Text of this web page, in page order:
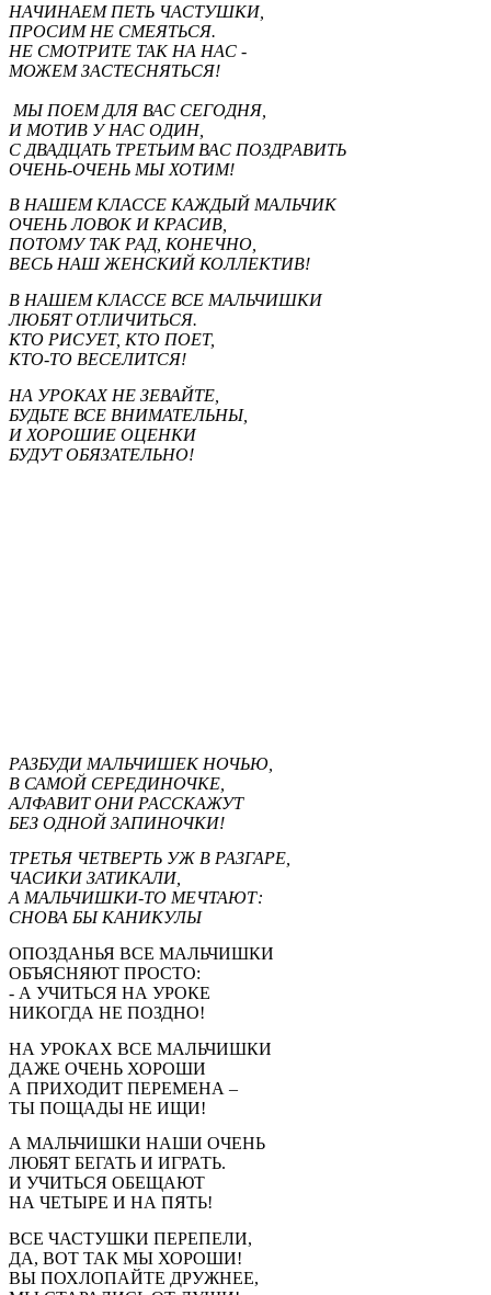
НАЧИНАЕМ ПЕТЬ ЧАСТУШКИ,
ПРОСИМ НЕ СМЕЯТЬСЯ.
НЕ СМОТРИТЕ ТАК НА НАС -
МОЖЕМ ЗАСТЕСНЯТЬСЯ!
МЫ ПОЕМ ДЛЯ ВАС СЕГОДНЯ,
И МОТИВ У НАС ОДИН,
С ДВАДЦАТЬ ТРЕТЬИМ ВАС ПОЗДРАВИТЬ
ОЧЕНЬ-ОЧЕНЬ МЫ ХОТИМ!
В НАШЕМ КЛАССЕ КАЖДЫЙ МАЛЬЧИК
ОЧЕНЬ ЛОВОК И КРАСИВ,
ПОТОМУ ТАК РАД, КОНЕЧНО,
ВЕСЬ НАШ ЖЕНСКИЙ КОЛЛЕКТИВ!
В НАШЕМ КЛАССЕ ВСЕ МАЛЬЧИШКИ
ЛЮБЯТ ОТЛИЧИТЬСЯ.
КТО РИСУЕТ, КТО ПОЕТ,
КТО-ТО ВЕСЕЛИТСЯ!
НА УРОКАХ НЕ ЗЕВАЙТЕ,
БУДЬТЕ ВСЕ ВНИМАТЕЛЬНЫ,
И ХОРОШИЕ ОЦЕНКИ
БУДУТ ОБЯЗАТЕЛЬНО!
РАЗБУДИ МАЛЬЧИШЕК НОЧЬЮ,
В САМОЙ СЕРЕДИНОЧКЕ,
АЛФАВИТ ОНИ РАССКАЖУТ
БЕЗ ОДНОЙ ЗАПИНОЧКИ!
ТРЕТЬЯ ЧЕТВЕРТЬ УЖ В РАЗГАРЕ,
ЧАСИКИ ЗАТИКАЛИ,
А МАЛЬЧИШКИ-ТО МЕЧТАЮТ:
СНОВА БЫ КАНИКУЛЫ
ОПОЗДАНЬЯ ВСЕ МАЛЬЧИШКИ
ОБЪЯСНЯЮТ ПРОСТО:
- А УЧИТЬСЯ НА УРОКЕ
НИКОГДА НЕ ПОЗДНО!
НА УРОКАХ ВСЕ МАЛЬЧИШКИ
ДАЖЕ ОЧЕНЬ ХОРОШИ
А ПРИХОДИТ ПЕРЕМЕНА –
ТЫ ПОЩАДЫ НЕ ИЩИ!
А МАЛЬЧИШКИ НАШИ ОЧЕНЬ
ЛЮБЯТ БЕГАТЬ И ИГРАТЬ.
И УЧИТЬСЯ ОБЕЩАЮТ
НА ЧЕТЫРЕ И НА ПЯТЬ!
ВСЕ ЧАСТУШКИ ПЕРЕПЕЛИ,
ДА, ВОТ ТАК МЫ ХОРОШИ!
ВЫ ПОХЛОПАЙТЕ ДРУЖНЕЕ,